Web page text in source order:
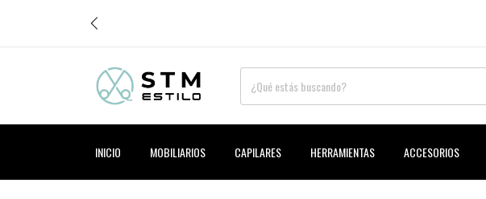
INICIO MOBILIARIOS CAPILARES HERRAMIENTAS ACCESORIOS